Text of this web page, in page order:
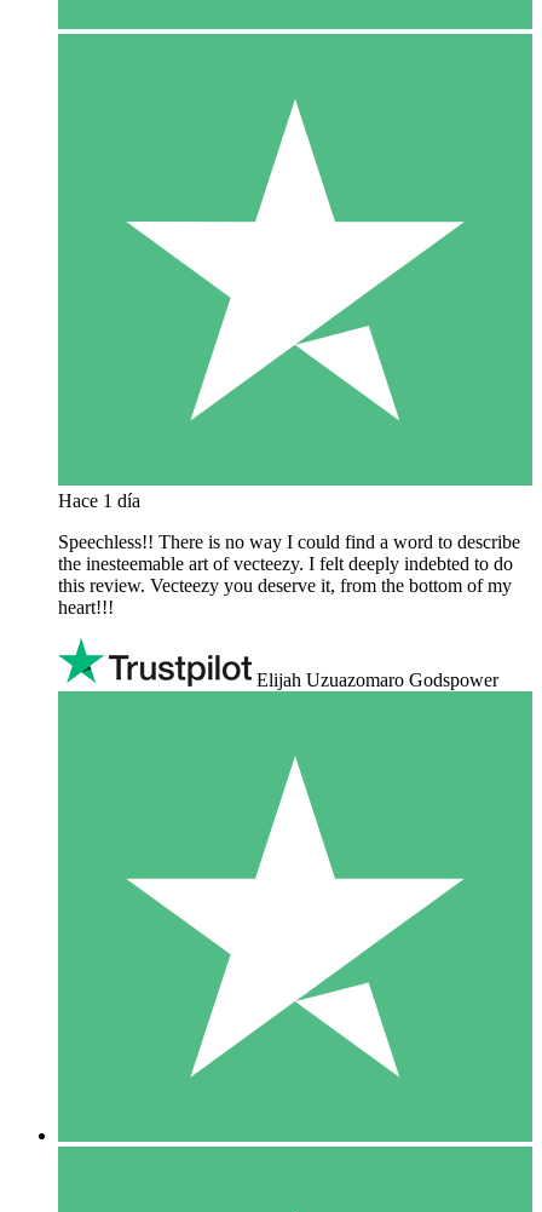
Hace 1 día
Speechless!! There is no way I could find a word to describe
the inesteemable art of vecteezy. I felt deeply indebted to do
this review. Vecteezy you deserve it, from the bottom of my
heart!!!
Elijah Uzuazomaro Godspower